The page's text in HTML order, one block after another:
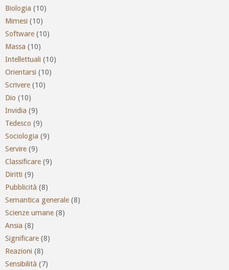
Biologia (10)
Mimesi (10)
Software (10)
Massa (10)
Intellettuali (10)
Orientarsi (10)
Scrivere (10)
Dio (10)
Invidia (9)
Tedesco (9)
Sociologia (9)
Servire (9)
Classificare (9)
Diritti (9)
Pubblicità (8)
Semantica generale (8)
Scienze umane (8)
Ansia (8)
Significare (8)
Reazioni (8)
Sensibilità (7)